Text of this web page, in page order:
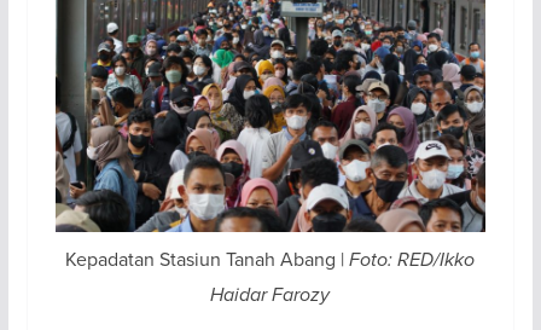
Kepadatan Stasiun Tanah Abang |Foto: RED/Ikko
Haidar Farozy